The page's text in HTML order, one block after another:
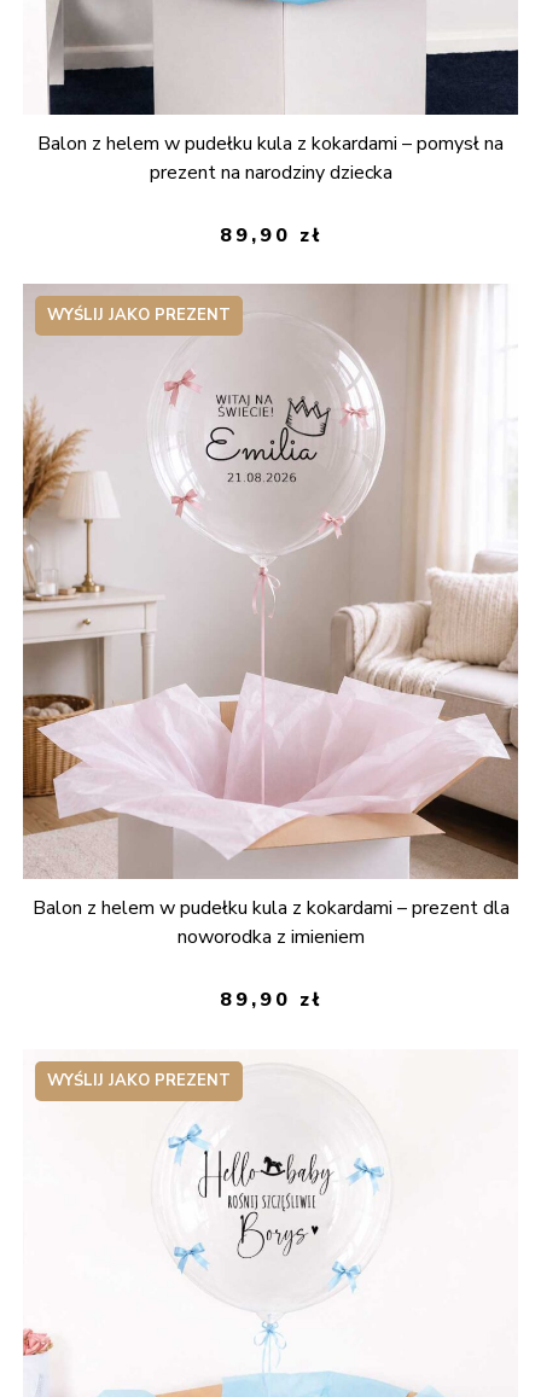
Balon z helem w pudełku kula z kokardami – pomysł na
prezent na narodziny dziecka
89,90 zł
WYŚLIJ JAKO PREZENT
Balon z helem w pudełku kula z kokardami – prezent dla
noworodka z imieniem
89,90 zł
WYŚLIJ JAKO PREZENT